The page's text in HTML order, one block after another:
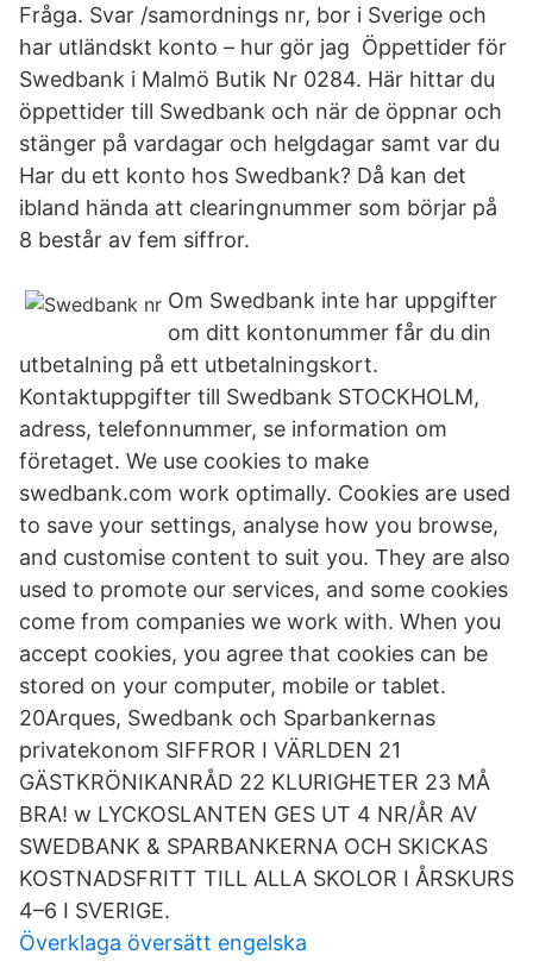
Fråga. Svar /samordnings nr, bor i Sverige och
har utländskt konto – hur gör jag Öppettider för
Swedbank i Malmö Butik Nr 0284. Här hittar du
öppettider till Swedbank och när de öppnar och
stänger på vardagar och helgdagar samt var du
Har du ett konto hos Swedbank? Då kan det
ibland hända att clearingnummer som börjar på
8 består av fem siffror.
Om Swedbank inte har uppgifter
om ditt kontonummer får du din
utbetalning på ett utbetalningskort.
Kontaktuppgifter till Swedbank STOCKHOLM,
adress, telefonnummer, se information om
företaget. We use cookies to make
swedbank.com work optimally. Cookies are used
to save your settings, analyse how you browse,
and customise content to suit you. They are also
used to promote our services, and some cookies
come from companies we work with. When you
accept cookies, you agree that cookies can be
stored on your computer, mobile or tablet.
20Arques, Swedbank och Sparbankernas
privatekonom SIFFROR I VÄRLDEN 21
GÄSTKRÖNIKANRÅD 22 KLURIGHETER 23 MÅ
BRA! w LYCKOSLANTEN GES UT 4 NR/ÅR AV
SWEDBANK & SPARBANKERNA OCH SKICKAS
KOSTNADSFRITT TILL ALLA SKOLOR I ÅRSKURS
4–6 I SVERIGE.
Överklaga översätt engelska